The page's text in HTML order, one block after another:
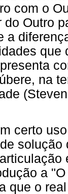
com o
do Outro
a
que
na
certo
a
que o